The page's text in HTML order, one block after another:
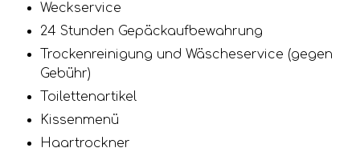
Weckservice
24 Stunden Gepäckaufbewahrung
Trockenreinigung und Wäscheservice (gegen
Gebühr)
Toilettenartikel
Kissenmenü
Haartrockner